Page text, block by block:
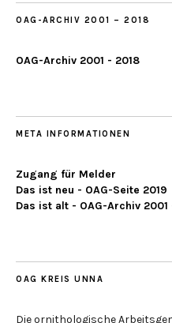
OAG-ARCHIV 2001 – 2018
OAG-Archiv 2001 - 2018
META INFORMATIONEN
Zugang für Melder
Das ist neu - OAG-Seite 2019
Das ist alt - OAG-Archiv 2001
OAG KREIS UNNA
Die ornithologische